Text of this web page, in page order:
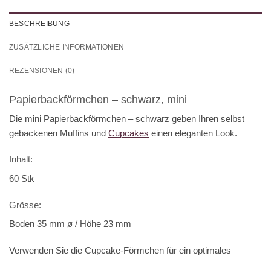
BESCHREIBUNG
ZUSÄTZLICHE INFORMATIONEN
REZENSIONEN (0)
Papierbackförmchen – schwarz, mini
Die mini Papierbackförmchen – schwarz geben Ihren selbst
gebackenen Muffins und Cupcakes einen eleganten Look.
Inhalt:
60 Stk
Grösse:
Boden 35 mm ø / Höhe 23 mm
Verwenden Sie die Cupcake-Förmchen für ein optimales